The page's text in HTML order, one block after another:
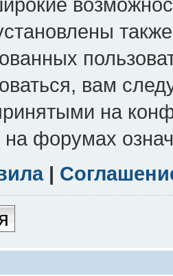
вам
на
на форумах
|